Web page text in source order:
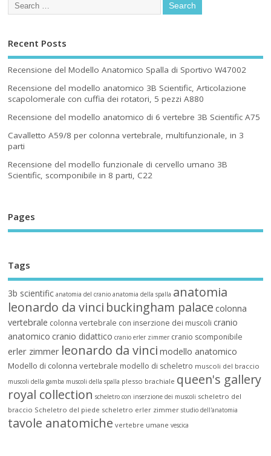
Recent Posts
Recensione del Modello Anatomico Spalla di Sportivo W47002
Recensione del modello anatomico 3B Scientific, Articolazione
scapolomerale con cuffia dei rotatori, 5 pezzi A880
Recensione del modello anatomico di 6 vertebre 3B Scientific A75
Cavalletto A59/8 per colonna vertebrale, multifunzionale, in 3
parti
Recensione del modello funzionale di cervello umano 3B
Scientific, scomponibile in 8 parti, C22
Pages
Tags
3b scientific anatomia del cranio anatomia della spalla anatomia
leonardo da vinci buckingham palace colonna
vertebrale colonna vertebrale con inserzione dei muscoli cranio
anatomico cranio didattico cranio erler zimmer cranio scomponibile
erler zimmer leonardo da vinci modello anatomico
Modello di colonna vertebrale modello di scheletro muscoli del braccio
muscoli della gamba muscoli della spalla plesso brachiale queen's gallery
royal collection scheletro con inserzione dei muscoli scheletro del
braccio Scheletro del piede scheletro erler zimmer studio dell'anatomia
tavole anatomiche vertebre umane vescica